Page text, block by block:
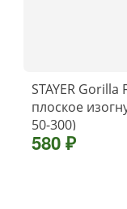
STAYER
плоское
50-300)
580 ₽